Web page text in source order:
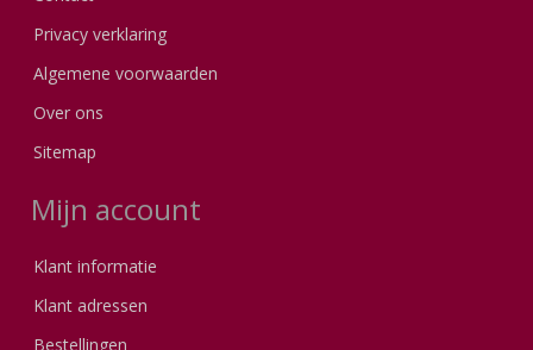
Privacy verklaring
Algemene voorwaarden
Over ons
Sitemap
Mijn account
Klant informatie
Klant adressen
Bestellingen